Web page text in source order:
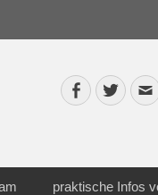
Facebook
praktische Infos